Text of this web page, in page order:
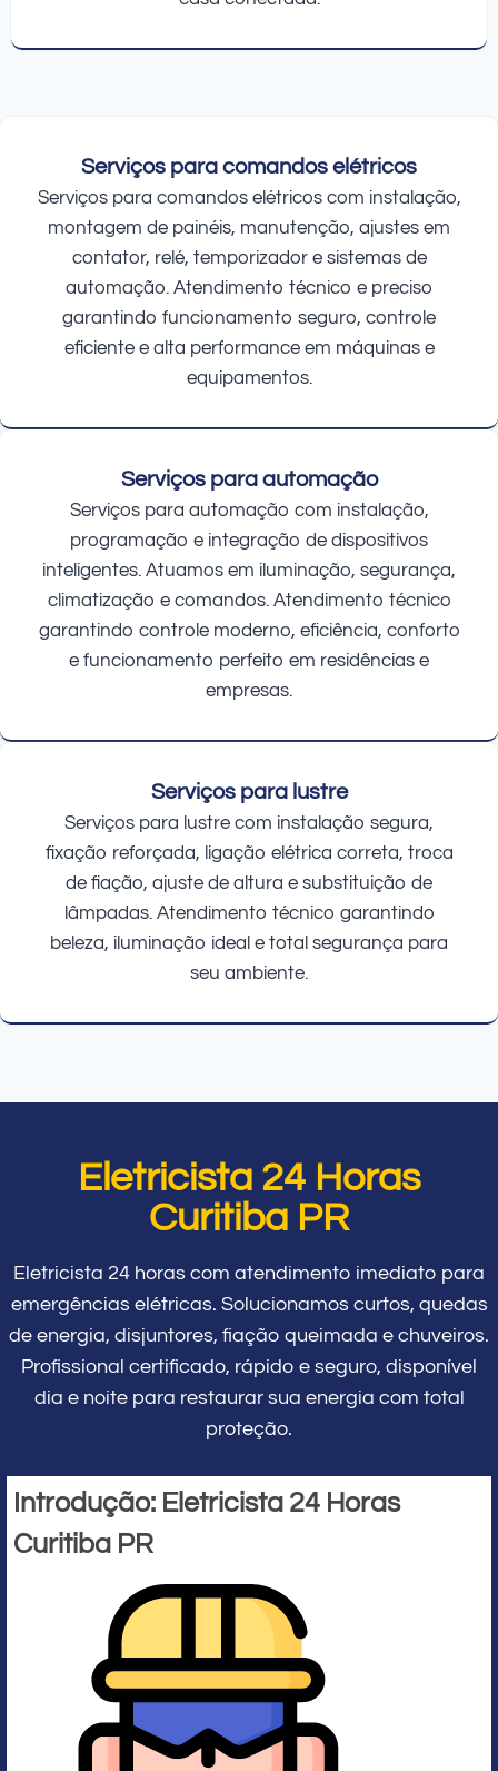
Serviços para comandos elétricos
Serviços para comandos elétricos com instalação,
montagem de painéis, manutenção, ajustes em
contator, relé, temporizador e sistemas de
automação. Atendimento técnico e preciso
garantindo funcionamento seguro, controle
eficiente e alta performance em máquinas e
equipamentos.
Serviços para automação
Serviços para automação com instalação,
programação e integração de dispositivos
inteligentes. Atuamos em iluminação, segurança,
climatização e comandos. Atendimento técnico
garantindo controle moderno, eficiência, conforto
e funcionamento perfeito em residências e
empresas.
Serviços para lustre
Serviços para lustre com instalação segura,
fixação reforçada, ligação elétrica correta, troca
de fiação, ajuste de altura e substituição de
lâmpadas. Atendimento técnico garantindo
beleza, iluminação ideal e total segurança para
seu ambiente.
Eletricista 24 Horas
Curitiba PR
Eletricista 24 horas com atendimento imediato para
emergências elétricas. Solucionamos curtos, quedas
de energia, disjuntores, fiação queimada e chuveiros.
Profissional certificado, rápido e seguro, disponível
dia e noite para restaurar sua energia com total
proteção.
Introdução: Eletricista 24 Horas
Curitiba PR